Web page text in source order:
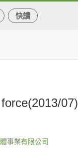
快讀
07)
事業有限公司